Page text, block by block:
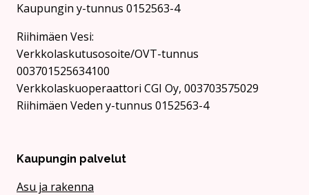
Kaupungin y-tunnus 0152563-4
Rii­hi­mäen Vesi:
Verkkolaskutusosoite/OVT-tunnus
003701525634100
Verkkolaskuoperaattori CGI Oy, 003703575029
Riihimäen Veden y-tunnus 0152563-4
Kaupungin palvelut
Asu ja rakenna